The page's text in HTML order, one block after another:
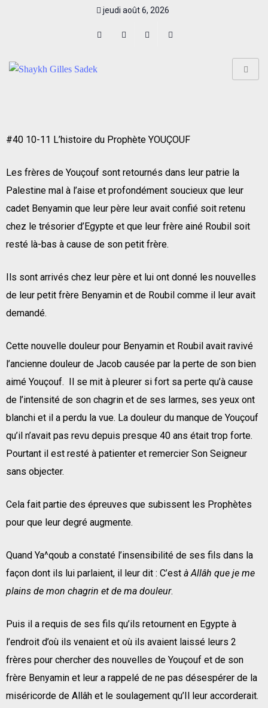
jeudi août 6, 2026
#40 10-11 L’histoire du Prophète YOUÇOUF
Les frères de Youçouf sont retournés dans leur patrie la
Palestine mal à l’aise et profondément soucieux que leur
cadet Benyamin que leur père leur avait confié soit retenu
chez le trésorier d’Egypte et que leur frère ainé Roubil soit
resté là-bas à cause de son petit frère.
Ils sont arrivés chez leur père et lui ont donné les nouvelles
de leur petit frère Benyamin et de Roubil comme il leur avait
demandé.
Cette nouvelle douleur pour Benyamin et Roubil avait ravivé
l’ancienne douleur de Jacob causée par la perte de son bien
aimé Youçouf. Il se mit à pleurer si fort sa perte qu’à cause
de l’intensité de son chagrin et de ses larmes, ses yeux ont
blanchi et il a perdu la vue. La douleur du manque de Youçouf
qu’il n’avait pas revu depuis presque 40 ans était trop forte.
Pourtant il est resté à patienter et remercier Son Seigneur
sans objecter.
Cela fait partie des épreuves que subissent les Prophètes
pour que leur degré augmente.
Quand Ya^qoub a constaté l’insensibilité de ses fils dans la
façon dont ils lui parlaient, il leur dit : C’est à Allâh que je me
plains de mon chagrin et de ma douleur.
Puis il a requis de ses fils qu’ils retournent en Egypte à
l’endroit d’où ils venaient et où ils avaient laissé leurs 2
frères pour chercher des nouvelles de Youçouf et de son
frère Benyamin et leur a rappelé de ne pas désespérer de la
miséricorde de Allâh et le soulagement qu’Il leur accorderait.